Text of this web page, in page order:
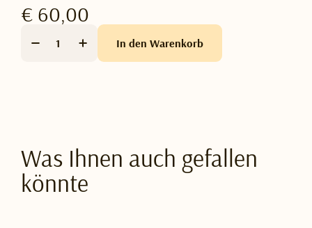
€ 60,00
In den Warenkorb
Was Ihnen auch gefallen
könnte